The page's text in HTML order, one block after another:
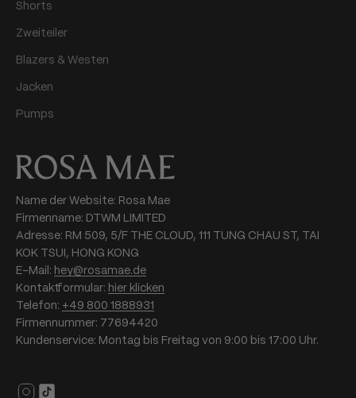
Shorts
Zweiteiler
Blazers & Westen
Jacken
Pumps
Name der Website: Rosa Mae
Firmenname: DTWM LIMITED
Adresse: RM 509, 5/F THE CLOUD, 111 TUNG CHAU ST, TAI
KOK TSUI, HONG KONG
E-Mail: hey@rosamae.de
Kontaktformular: hier klicken
Telefon: +49 800 1888931
Firmennummer: 77694420
Kundenservice: Montag bis Freitag von 9:00 bis 17:00 Uhr.